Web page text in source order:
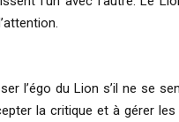
l’égo du Lion s’il ne se
la critique et à gérer